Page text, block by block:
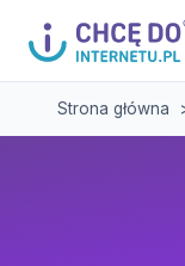
Strona główna